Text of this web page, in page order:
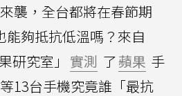
襲，全台都將在春節期
能夠抵抗低溫嗎？來自
研究室」 實測 了蘋果 手
等13台手機究竟誰「最抗